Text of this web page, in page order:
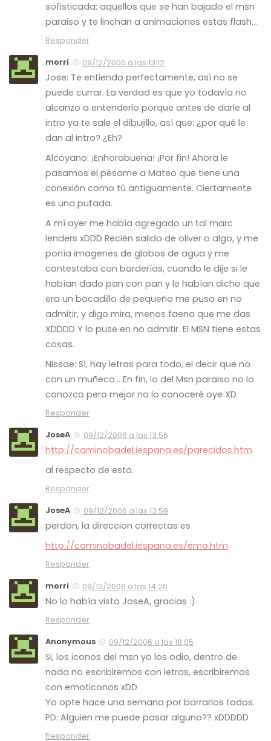
sofisticada; aquellos que se han bajado el msn
paraiso y te linchan a animaciones estas flash…
Responder
morri
09/12/2006 a las 13:12
Jose: Te entiendo perfectamente, así no se
puede currar. La verdad es que yo todavía no
alcanzo a entenderlo porque antes de darle al
intro ya te sale el dibujillo, así que: ¿por qué le
dan al intro? ¿Eh?
Alcoyano: ¡Enhorabuena! ¡Por fin! Ahora le
pasamos el pésame a Mateo que tiene una
conexión como tú antiguamente. Ciertamente
es una putada.
A mí ayer me había agregado un tal marc
lenders xDDD Recién salido de oliver o algo, y me
ponía imagenes de globos de agua y me
contestaba con borderías, cuando le dije si le
habían dado pan con pan y le habían dicho que
era un bocadillo de pequeño me puso en no
admitir, y digo mira, menos faena que me das
XDDDD Y lo puse en no admitir. El MSN tiene estas
cosas.
Nissae: Sí, hay letras para todo, el decir que no
con un muñeco… En fin, lo del Msn paraiso no lo
conozco pero mejor no lo conoceré oye XD
Responder
JoseA
09/12/2006 a las 13:56
http://caminobadel.iespana.es/parecidos.htm
al respecto de esto.
Responder
JoseA
09/12/2006 a las 13:59
perdon, la direccion correctas es
http://caminobadel.iespana.es/emo.htm
Responder
morri
09/12/2006 a las 14:26
No lo había visto JoseA, gracias :)
Responder
Anonymous
09/12/2006 a las 18:05
Si, los iconos del msn yo los odio, dentro de
nada no escribiremos con letras, escribiremos
con emoticonos xDD
Yo opte hace una semana por borrarlos todos.
PD: Alguien me puede pasar alguno?? xDDDDD
Responder